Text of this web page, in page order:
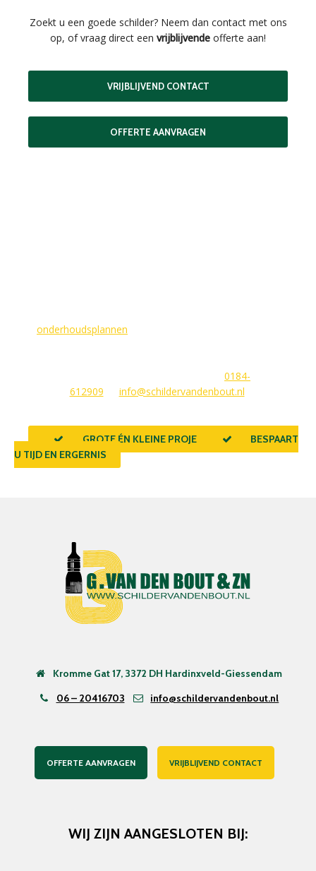
Zoekt u een goede schilder? Neem dan contact met ons
op, of vraag direct een vrijblijvende offerte aan!
VRIJBLIJVEND CONTACT
OFFERTE AANVRAGEN
onderhoudsplannen
0184-
612909
info@schildervandenbout.nl
GROTE ÉN KLEINE PROJECTEN
BESPAART
U TIJD EN ERGERNIS
Kromme Gat 17, 3372 DH Hardinxveld-Giessendam
06 – 20416703
info@schildervandenbout.nl
OFFERTE AANVRAGEN VRIJBLIJVEND CONTACT
WIJ ZIJN AANGESLOTEN BIJ: